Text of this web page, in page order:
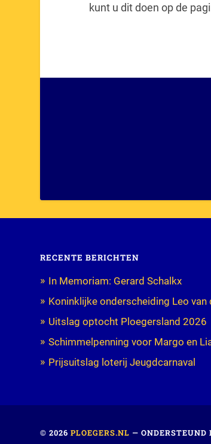
kunt u dit doen op de
RECENTE BERICHTEN
In Memoriam: Gerard Schalkx
Koninklijke onderscheiding Leo van
Uitslag optocht Ploegersland 2026
Schimmelpenning voor Margo en
Prijsuitslag loterij Jeugdcarnaval
© 2026PLOEGERS.NL — ONDERSTEUND